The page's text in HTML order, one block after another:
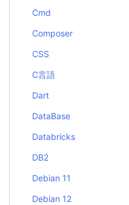
Cmd
Composer
CSS
C言語
Dart
DataBase
Databricks
DB2
Debian 11
Debian 12